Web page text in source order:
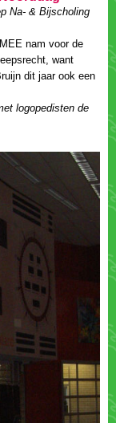
Na- & Bijscholing
nam voor de
want
dit jaar ook een
logopedisten de